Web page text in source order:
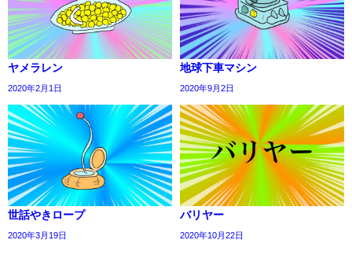
ヤメラレン
2020年2月1日
地球下車マシン
2020年9月2日
世話やきロープ
2020年3月19日
バリヤー
2020年10月22日